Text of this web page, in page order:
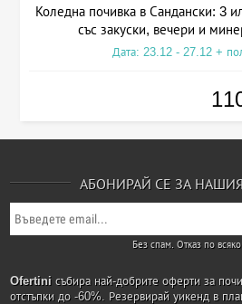
Коледна почивка в Сандански: 3
със закуски, вечери и
Дата: 23.12 - 27.12 +
АБОНИРАЙ СЕ ЗА
Без спам. Отказ по
Ofertini събира най-добрите оферти за
отстъпки до -60%. Резервирай уикенд в